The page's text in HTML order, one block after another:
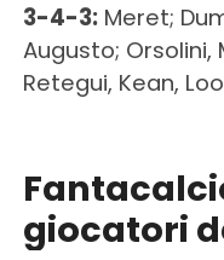
3-4-3:Meret;
Augusto; Orsolini,
Retegui, Kean,
giocatori